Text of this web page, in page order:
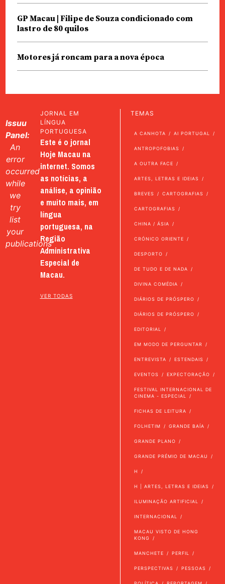
GP Macau | Filipe de Souza condicionado com
lastro de 80 quilos
Motores já roncam para a nova época
Issuu
Panel:
An
error
occurred
while
we
try
list
your
publications
JORNAL EM
LÍNGUA
PORTUGUESA
Este é o jornal
Hoje Macau na
internet. Somos
as notícias, a
análise, a opinião
e muito mais, em
língua
portuguesa, na
Região
Administrativa
Especial de
Macau.
VER TODAS
TEMAS
A CANHOTA AI PORTUGAL
ANTROPOFOBIAS
A OUTRA FACE
ARTES, LETRAS E IDEIAS
BREVES CARTOGRAFIAS
CARTOGRAFIAS
CHINA / ÁSIA
CRÓNICO ORIENTE
DESPORTO
DE TUDO E DE NADA
DIVINA COMÉDIA
DIÁRIOS DE PRÓSPERO
DIÁRIOS DE PRÓSPERO
EDITORIAL
EM MODO DE PERGUNTAR
ENTREVISTA ESTENDAIS
EVENTOS EXPECTORAÇÃO
FESTIVAL INTERNACIONAL DE
CINEMA - ESPECIAL
FICHAS DE LEITURA
FOLHETIM GRANDE BAÍA
GRANDE PLANO
GRANDE PRÉMIO DE MACAU
H
H | ARTES, LETRAS E IDEIAS
ILUMINAÇÃO ARTIFICIAL
INTERNACIONAL
MACAU VISTO DE HONG
KONG
MANCHETE PERFIL
PERSPECTIVAS PESSOAS